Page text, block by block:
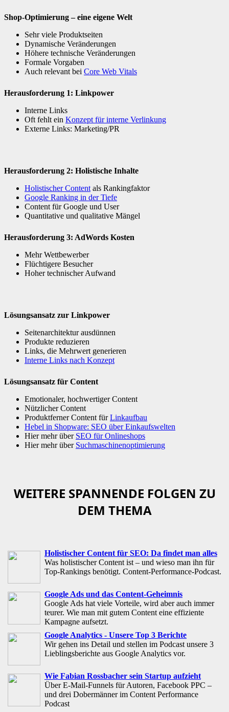
Shop-Optimierung – eine eigene Welt
Sehr viele Produktseiten
Dynamische Veränderungen
Höhere technische Veränderungen
Formale Vorgaben
Auch relevant bei Core Web Vitals
Herausforderung 1: Linkpower
Interne Links
Oft fehlt ein Konzept für interne Verlinkung
Externe Links: Marketing/PR
Herausforderung 2: Holistische Inhalte
Holistischer Content als Rankingfaktor
Google Ranking in der Tiefe
Content für Google und User
Quantitative und qualitative Mängel
Herausforderung 3: AdWords Kosten
Mehr Wettbewerber
Flüchtigere Besucher
Hoher technischer Aufwand
Lösungsansatz zur Linkpower
Seitenarchitektur ausdünnen
Produkte reduzieren
Links, die Mehrwert generieren
Interne Links nach Konzept
Lösungsansatz für Content
Emotionaler, hochwertiger Content
Nützlicher Content
Produktferner Content fürLinkaufbau
Hebel in Shopware: SEO über Einkaufswelten
Hier mehr über SEO für Onlineshops
Hier mehr über Suchmaschinenoptimierung
WEITERE SPANNENDE FOLGEN ZU
DEM THEMA
Holistischer Content für SEO: Da findet man alles
Was holistischer Content ist – und wieso man ihn für
Top-Rankings benötigt. Content-Performance-Podcast.
Google Ads und das Content-Geheimnis
Google Ads hat viele Vorteile, wird aber auch immer
teurer. Wie man mit gutem Content eine effiziente
Kampagne aufsetzt.
Google Analytics - Unsere Top 3 Berichte
Wir gehen ins Detail und stellen im Podcast unsere 3
Lieblingsberichte aus Google Analytics vor.
Wie Fabian Rossbacher sein Startup aufzieht
Über E-Mail-Funnels für Autoren, Facebook PPC –
und drei Dobermänner im Content Performance
Podcast